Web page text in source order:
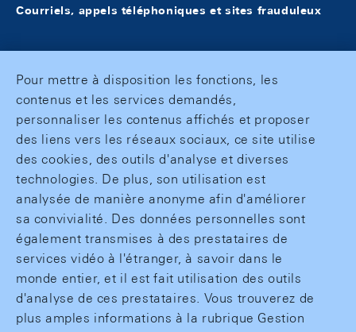
Courriels, appels téléphoniques et sites frauduleux
Pour mettre à disposition les fonctions, les
contenus et les services demandés,
personnaliser les contenus affichés et proposer
des liens vers les réseaux sociaux, ce site utilise
des cookies, des outils d'analyse et diverses
technologies. De plus, son utilisation est
analysée de manière anonyme afin d'améliorer
sa convivialité. Des données personnelles sont
également transmises à des prestataires de
services vidéo à l'étranger, à savoir dans le
monde entier, et il est fait utilisation des outils
d'analyse de ces prestataires. Vous trouverez de
plus amples informations à la rubrique Gestion